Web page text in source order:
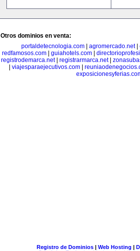
Otros dominios en venta:
portaldetecnologia.com
agromercado.net|
redfamosos.com| guiahotels.com|
registrodemarca.net| registrarmarca.net|
viajesparaejecutivos.com|
Registro de Dominios| Web Hosting |